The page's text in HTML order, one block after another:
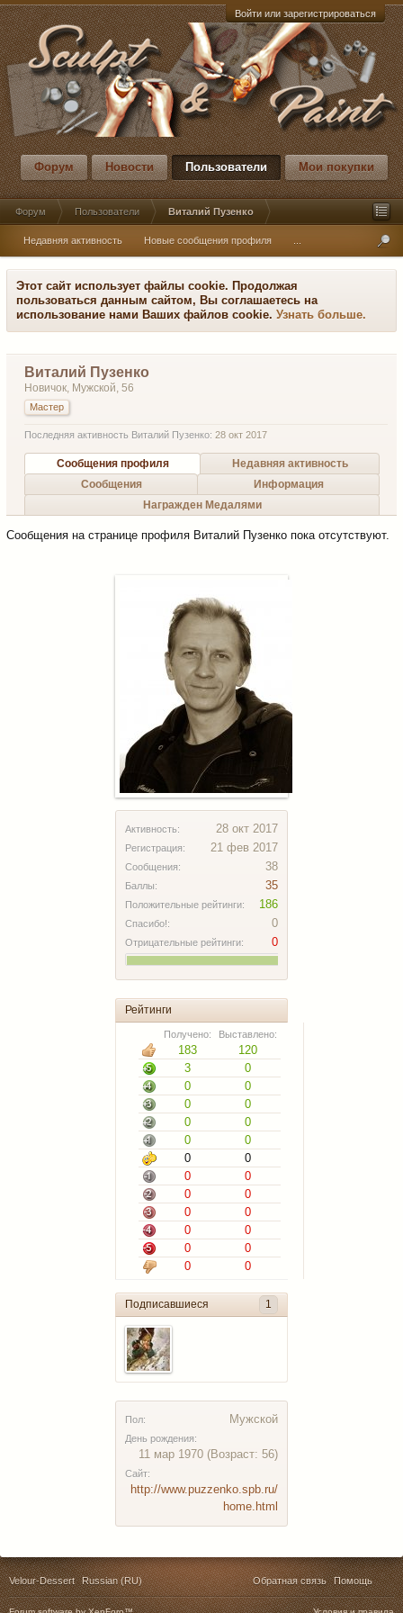
Войти или зарегистрироваться
Форум Новости Пользователи Мои покупки
Форум Пользователи Виталий Пузенко
Недавняя активность Новые сообщения профиля
Этот сайт использует файлы cookie. Продолжая
пользоваться данным сайтом, Вы соглашаетесь на
использование нами Ваших файлов cookie. Узнать больше.
Активность: 28 окт 2017
Регистрация: 21 фев 2017
Сообщения: 38
Баллы: 35
Положительные рейтинги: 186
Спасибо!: 0
Отрицательные рейтинги: 0
Рейтинги
Получено: Выставлено:
183
120
3
0
0
0
0
0
0
0
0
0
0
0
0
0
0
0
0
0
0
0
0
0
0
0
Подписавшиеся 1
Пол: Мужской
День рождения:
11 мар 1970 (Возраст: 56)
Сайт:
http://www.puzzenko.spb.ru/
home.html
Виталий Пузенко
Новичок, Мужской, 56
Мастер
Последняя активность Виталий Пузенко: 28 окт 2017
Сообщения профиля
Недавняя активность
Сообщения
Информация
Награжден Медалями
Сообщения на странице профиля Виталий Пузенко пока отсутствуют.
Velour-Dessert Russian (RU) Обратная связь Помощь